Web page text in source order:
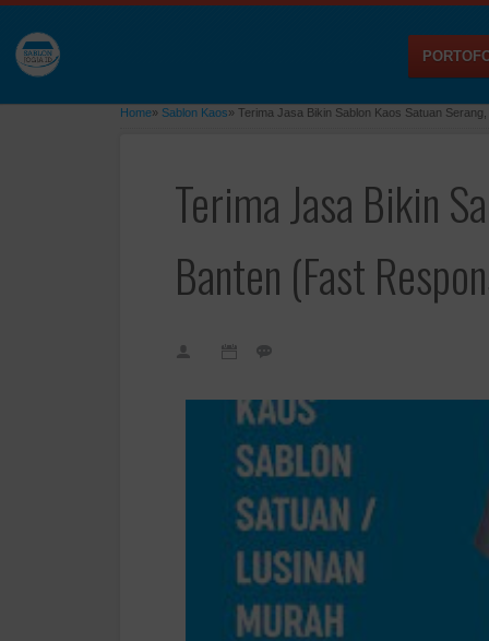
Home» Sablon Kaos» Terima Jasa Bikin Sablon Kaos Satuan
Terima Jasa Bikin
Banten (Fast